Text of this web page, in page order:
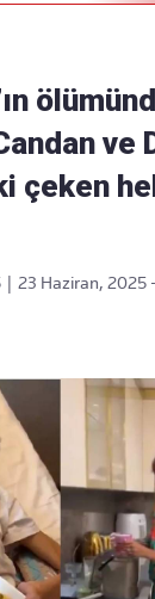
ve
çeken
23 Haziran, 2025